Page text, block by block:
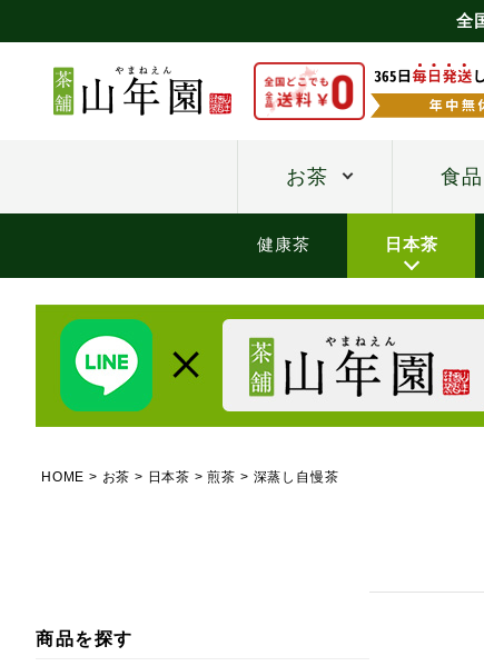
全
お茶 食品
健康茶 日本茶
HOME お茶 日本茶 煎茶 深蒸し自慢茶
商品を探す